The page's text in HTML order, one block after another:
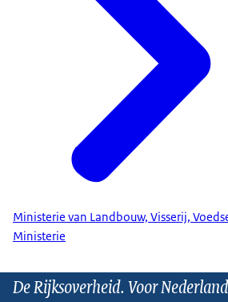
Ministerie van Landbouw, Visserij,
Ministerie
De Rijksoverheid. Voor Nederland